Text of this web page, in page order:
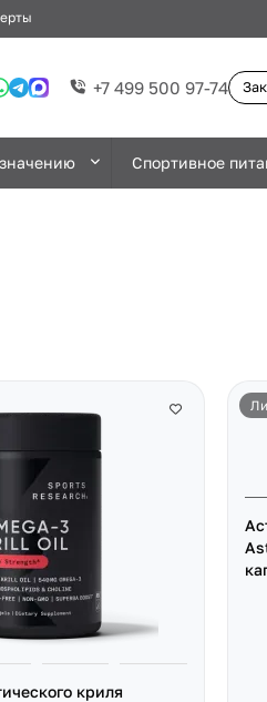
+7 499 500 97-74
Спортивное
криля